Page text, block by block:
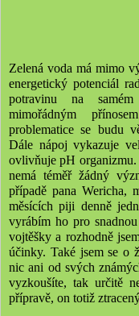
Zelená voda má mimo
energetický potenciál
potravinu na
mimořádným
problematice se budu
Dále nápoj vykazuje
ovlivňuje pH
nemá téměř žádný
případě pana Wericha,
měsících piji denně
vyrábím ho pro
vojtěšky a rozhodně
účinky. Také jsem se o
nic ani od svých
vyzkoušíte, tak určitě
přípravě, on totiž